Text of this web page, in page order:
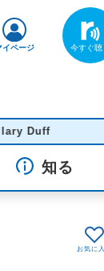
イページ
知る